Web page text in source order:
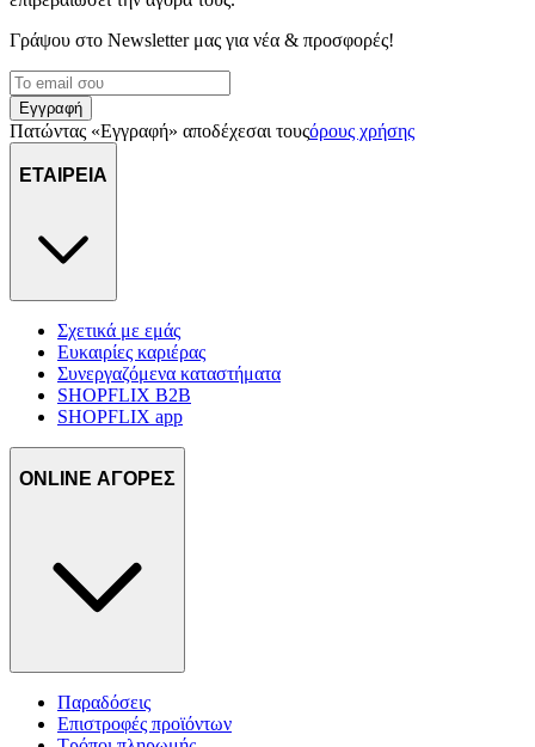
διαφημίσεις και περιεχόμενο, την καλύτερη εικόνα του κοινού
μας και την ανάπτυξη προϊόντων. Επίσης, κοινοποιούμε
τοποθεσίας μας στους συνεργάτες μέσων κοινωνικής
δικτύωσης, διαφημίσεων και ανάλυσης.
Γράψου στο Νewsletter μας για νέα & προσφορές!
Εγγραφή
Πατώντας «Εγγραφή» αποδέχεσαι τουςόρους χρήσης
ΕΤΑΙΡΕΙΑ
Σχετικά με εμάς
Ευκαιρίες καριέρας
Συνεργαζόμενα καταστήματα
SHOPFLIX B2B
SHOPFLIX app
ONLINE ΑΓΟΡΕΣ
Παραδόσεις
Επιστροφές προϊόντων